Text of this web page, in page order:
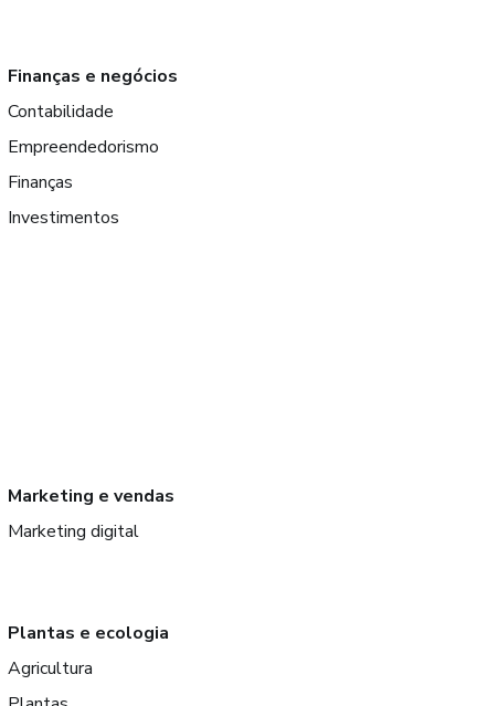
Finanças e negócios
Contabilidade
Empreendedorismo
Finanças
Investimentos
Marketing e vendas
Marketing digital
Plantas e ecologia
Agricultura